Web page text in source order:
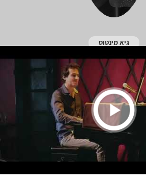
גיא מינטוס